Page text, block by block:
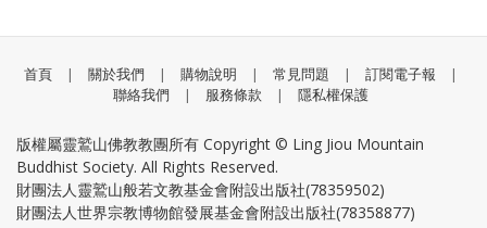
首頁 | 關於我們 | 購物說明 | 常見問題 | 訂閱電子報
|
聯絡我們
| 服務條款 | 隱私權保護
版權屬靈鷲山佛教教團所有 Copyright © Ling Jiou Mountain
Buddhist Society. All Rights Reserved.
財團法人靈鷲山般若文教基金會附設出版社(78359502)
財團法人世界宗教博物館發展基金會附設出版社(78358877)